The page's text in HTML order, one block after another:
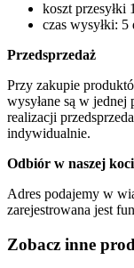
koszt przesyłki
czas wysyłki:
Przedsprzedaż
Przy zakupie
wysyłane są w jednej
realizacji
indywidualnie.
Odbiór w naszej
Adres podajemy w
zarejestrowana jest
Zobacz inne